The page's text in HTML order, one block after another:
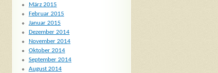
März 2015
Februar 2015
Januar 2015
Dezember 2014
November 2014
Oktober 2014
September 2014
August 2014